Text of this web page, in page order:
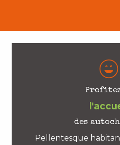
des
Pellentesque